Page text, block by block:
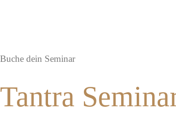
Buche dein Seminar
Tantra